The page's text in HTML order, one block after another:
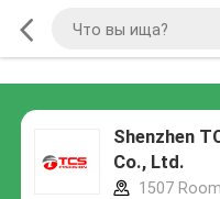
Shenzhen
Co., Ltd.
1507